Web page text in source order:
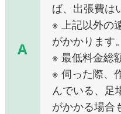
A
ば、出張費は
※ 上記以外の
がかかります。
※ 最低料金総
※ 伺った際、
んでいる、足
がかかる場合